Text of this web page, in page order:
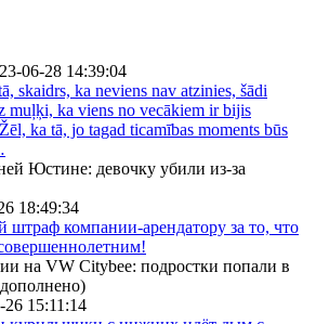
06-28 14:39:04
skaidrs, ka neviens nav atzinies, šādi
muļķi, ka viens no vecākiem ir bijis
ka tā, jo tagad ticamības moments būs
Юстине: девочку убили из-за
18:49:34
компании-арендатору за то, что
на VW Citybee: подростки попали в
26 15:11:14